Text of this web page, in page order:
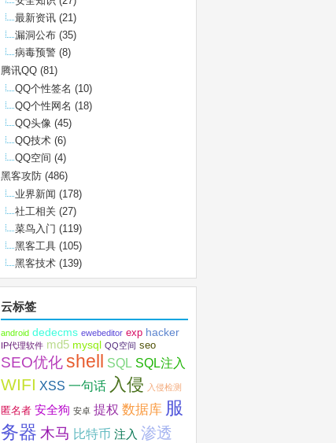
最新资讯 (21)
漏洞公布 (35)
病毒预警 (8)
腾讯QQ (81)
QQ个性签名 (10)
QQ个性网名 (18)
QQ头像 (45)
QQ技术 (6)
QQ空间 (4)
黑客攻防 (486)
业界新闻 (178)
社工相关 (27)
菜鸟入门 (119)
黑客工具 (105)
黑客技术 (139)
云标签
android dedecms ewebeditor exp hacker
IP代理软件 md5 mysql QQ空间 seo
SEO优化shell SQL SQL注入
WIFI XSS 一句话 入侵 入侵检测
匿名者 安全狗 安卓 提权 数据库 服
务器 木马 比特币 注入 渗透